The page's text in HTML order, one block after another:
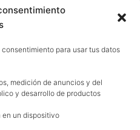
para usar tus datos
medición de anuncios y del
y desarrollo de productos
un dispositivo
venta